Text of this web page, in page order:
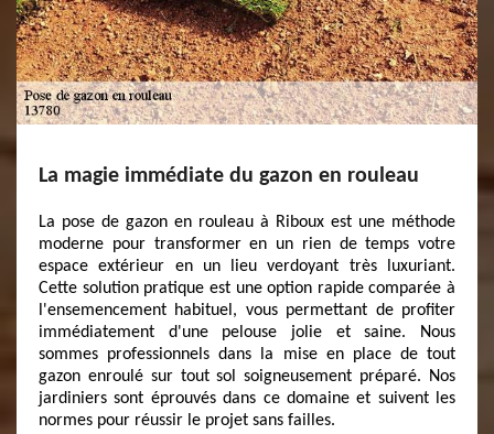
La magie immédiate du gazon en rouleau
La pose de gazon en rouleau à Riboux est une méthode
moderne pour transformer en un rien de temps votre
espace extérieur en un lieu verdoyant très luxuriant.
Cette solution pratique est une option rapide comparée à
l'ensemencement habituel, vous permettant de profiter
immédiatement d'une pelouse jolie et saine. Nous
sommes professionnels dans la mise en place de tout
gazon enroulé sur tout sol soigneusement préparé. Nos
jardiniers sont éprouvés dans ce domaine et suivent les
normes pour réussir le projet sans failles.